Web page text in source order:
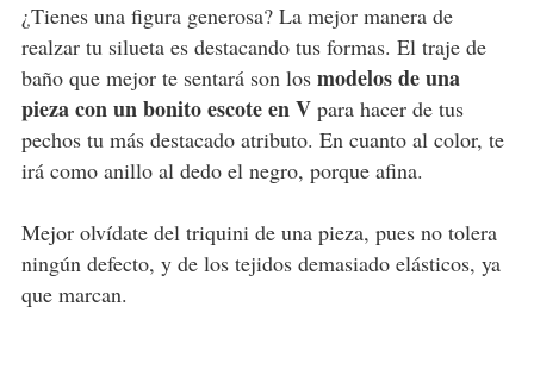
¿Tienes una figura generosa? La mejor manera de
realzar tu silueta es destacando tus formas. El traje de
baño que mejor te sentará son los modelos de una
pieza con un bonito escote en Vpara hacer de tus
pechos tu más destacado atributo. En cuanto al color, te
irá como anillo al dedo el negro, porque afina.
Mejor olvídate del triquini de una pieza, pues no tolera
ningún defecto, y de los tejidos demasiado elásticos, ya
que marcan.